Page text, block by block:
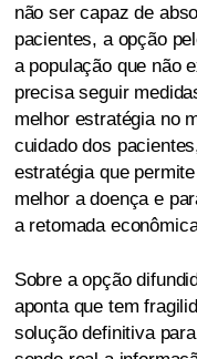
não ser capaz de
pacientes, a opção
a população que não
precisa seguir
melhor estratégia no
cuidado dos
estratégia que
melhor a doença e
a retomada
Sobre a opção
aponta que tem
solução definitiva